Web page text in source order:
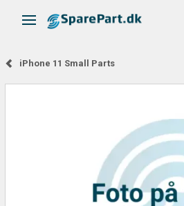
Skifte navigation
iPhone 11 Small Parts